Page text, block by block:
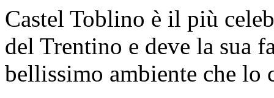
Castel Toblino è il più
del Trentino e deve la sua
bellissimo ambiente che lo